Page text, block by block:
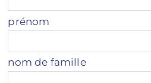
prénom
nom de famille